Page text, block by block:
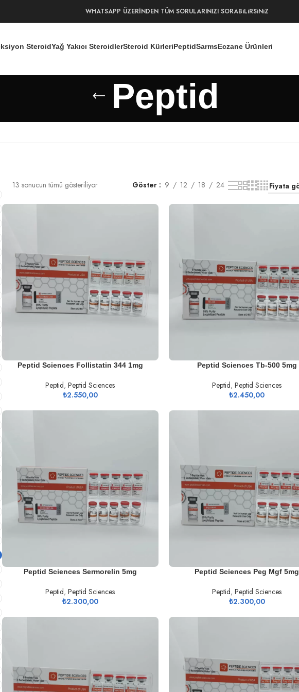
WHATSAPP ÜZERİNDEN TÜM SORULARINIZI SORABiLiRSiNiZ
SteroidYağ Yakıcı SteroidlerSteroid KürleriPeptidSarmsEczane Ürünleri
Peptid
13 sonucun tümü gösteriliyor Göster 9 12 18 24
SEPETE EKLE
Peptid Sciences Follistatin 344 1mg
Peptid,Peptid Sciences
₺2.550,00
SEPETE EKLEPeptid Sciences Tb-500 5mg
Peptid,Peptid Sciences
₺2.450,00
SEPETE EKLEPeptid Sciences Sermorelin 5mg
Peptid,Peptid Sciences
₺2.300,00
SEPETE EKLEPeptid Sciences Peg Mgf 5mg
Peptid,Peptid Sciences
₺2.300,00